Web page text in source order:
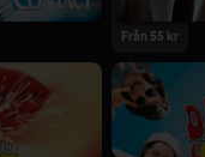
Från 55 kr